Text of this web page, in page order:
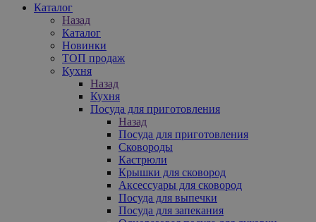
Каталог
Назад
Каталог
Новинки
ТОП продаж
Кухня
Назад
Кухня
Посуда для приготовления
Назад
Посуда для приготовления
Сковороды
Кастрюли
Крышки для сковород
Аксессуары для сковород
Посуда для выпечки
Посуда для запекания